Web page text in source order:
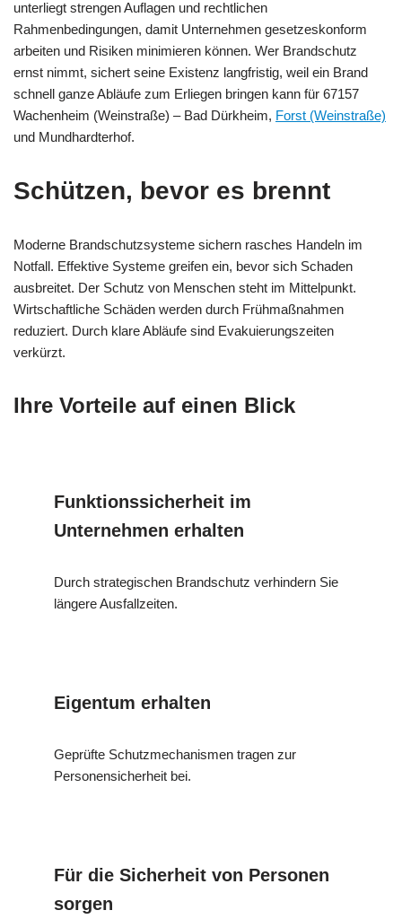
unterliegt strengen Auflagen und rechtlichen
Rahmenbedingungen, damit Unternehmen gesetzeskonform
arbeiten und Risiken minimieren können. Wer Brandschutz
ernst nimmt, sichert seine Existenz langfristig, weil ein Brand
schnell ganze Abläufe zum Erliegen bringen kann für 67157
Wachenheim (Weinstraße) – Bad Dürkheim, Forst (Weinstraße)
und Mundhardterhof.
Schützen, bevor es brennt
Moderne Brandschutzsysteme sichern rasches Handeln im
Notfall. Effektive Systeme greifen ein, bevor sich Schaden
ausbreitet. Der Schutz von Menschen steht im Mittelpunkt.
Wirtschaftliche Schäden werden durch Frühmaßnahmen
reduziert. Durch klare Abläufe sind Evakuierungszeiten
verkürzt.
Ihre Vorteile auf einen Blick
Funktionssicherheit im
Unternehmen erhalten
Durch strategischen Brandschutz verhindern Sie
längere Ausfallzeiten.
Eigentum erhalten
Geprüfte Schutzmechanismen tragen zur
Personensicherheit bei.
Für die Sicherheit von Personen
sorgen